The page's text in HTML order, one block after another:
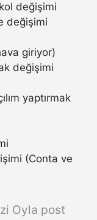
değişimi
değişimi
giriyor)
değişimi
yaptırmak
(Conta ve
Oyla post